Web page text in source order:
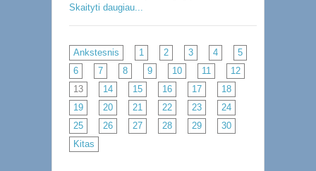
Skaityti daugiau...
Ankstesnis 1 2 3 4
5
6
7 8 9 10 11
12
13
14 15 16 17
18
19
20 21 22 23
24
25
26 27 28 29
30
Kitas